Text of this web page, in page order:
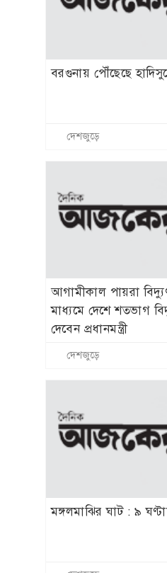
বরগুনায় পৌঁছেছে
দেশজুড়ে
আগামীকাল পায়রা
মাধ্যমে দেশে শতভাগ
দেবেন প্রধানমন্ত্রী
দেশজুড়ে
মঙ্গলমাঝির ঘাট : ৯